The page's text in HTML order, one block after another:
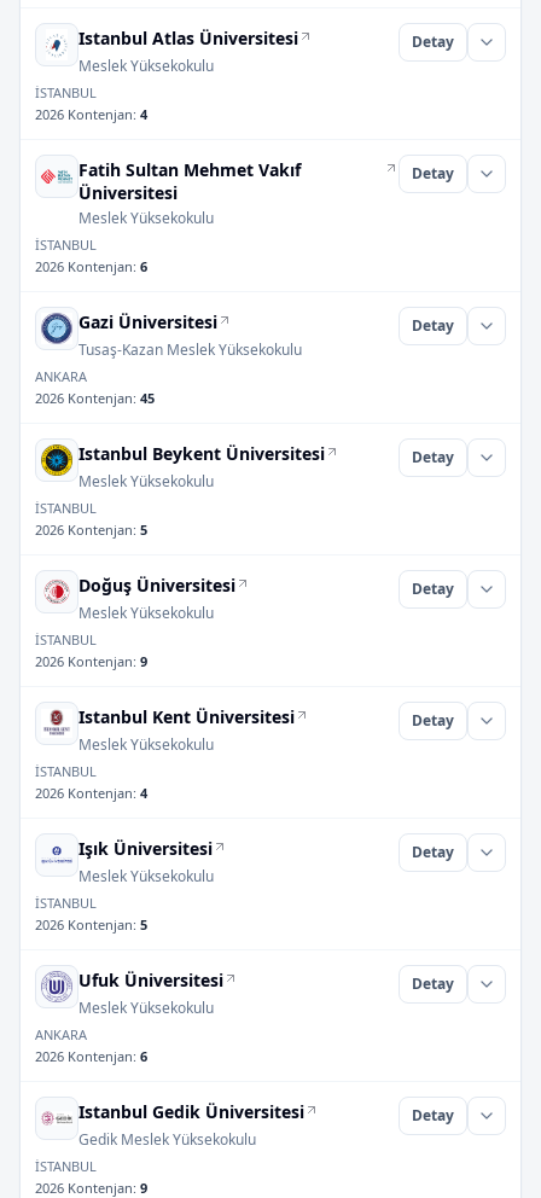
Istanbul Atlas Üniversitesi
Meslek Yüksekokulu
Detay
İSTANBUL
2026 Kontenjan: 4
Fatih Sultan Mehmet Vakıf
Üniversitesi
Meslek Yüksekokulu
Detay
İSTANBUL
2026 Kontenjan: 6
Gazi Üniversitesi
Tusaş-Kazan Meslek Yüksekokulu
Detay
ANKARA
2026 Kontenjan: 45
Istanbul Beykent Üniversitesi
Meslek Yüksekokulu
Detay
İSTANBUL
2026 Kontenjan: 5
Doğuş Üniversitesi
Meslek Yüksekokulu
Detay
İSTANBUL
2026 Kontenjan: 9
Istanbul Kent Üniversitesi
Meslek Yüksekokulu
Detay
İSTANBUL
2026 Kontenjan: 4
Işık Üniversitesi
Meslek Yüksekokulu
Detay
İSTANBUL
2026 Kontenjan: 5
Ufuk Üniversitesi
Meslek Yüksekokulu
Detay
ANKARA
2026 Kontenjan: 6
Istanbul Gedik Üniversitesi
Gedik Meslek Yüksekokulu
Detay
İSTANBUL
2026 Kontenjan: 9